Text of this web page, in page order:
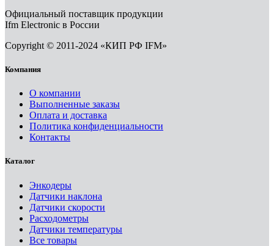
Официальный поставщик продукции
Ifm Electronic в России
Copyright © 2011-2024 «КИП РФ IFM»
Компания
О компании
Выполненные заказы
Оплата и доставка
Политика конфиденциальности
Контакты
Каталог
Энкодеры
Датчики наклона
Датчики скорости
Расходометры
Датчики температуры
Все товары